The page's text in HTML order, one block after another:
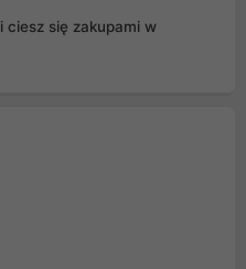
ciesz się zakupami w